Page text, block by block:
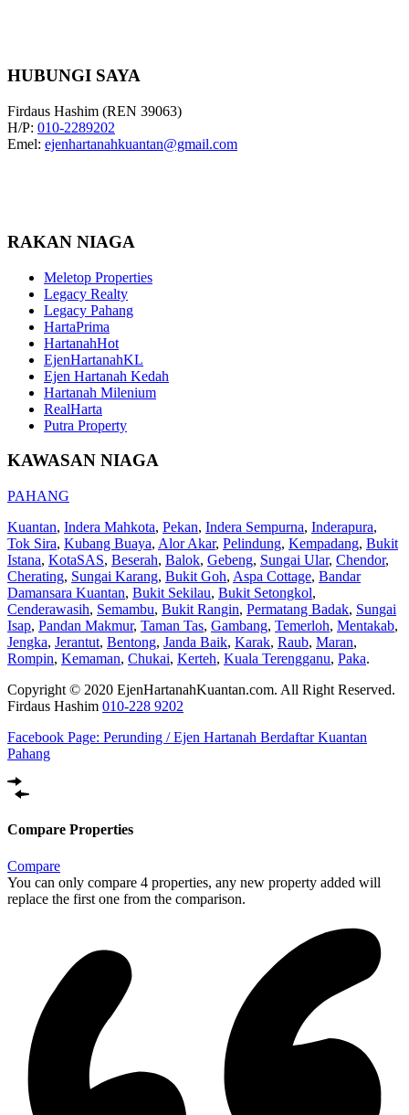
HUBUNGI SAYA
Firdaus Hashim (REN 39063)
H/P: 010-2289202
Emel: ejenhartanahkuantan@gmail.com
RAKAN NIAGA
Meletop Properties
Legacy Realty
Legacy Pahang
HartaPrima
HartanahHot
EjenHartanahKL
Ejen Hartanah Kedah
Hartanah Milenium
RealHarta
Putra Property
KAWASAN NIAGA
PAHANG
Kuantan, Indera Mahkota, Pekan, Indera Sempurna, Inderapura,
Tok Sira, Kubang Buaya, Alor Akar, Pelindung, Kempadang, Bukit
Istana, KotaSAS, Beserah, Balok, Gebeng, Sungai Ular, Chendor,
Cherating, Sungai Karang, Bukit Goh, Aspa Cottage, Bandar
Damansara Kuantan, Bukit Sekilau, Bukit Setongkol,
Cenderawasih, Semambu, Bukit Rangin, Permatang Badak, Sungai
Isap, Pandan Makmur, Taman Tas, Gambang, Temerloh, Mentakab,
Jengka, Jerantut, Bentong, Janda Baik, Karak, Raub, Maran,
Rompin, Kemaman, Chukai, Kerteh, Kuala Terengganu, Paka.
Copyright © 2020 EjenHartanahKuantan.com. All Right Reserved.
Firdaus Hashim 010-228 9202
Facebook Page: Perunding / Ejen Hartanah Berdaftar Kuantan
Pahang
Compare Properties
Compare
You can only compare 4 properties, any new property added will
replace the first one from the comparison.